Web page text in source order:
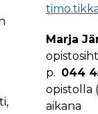
Marja
p. 044
opistolla
aikana